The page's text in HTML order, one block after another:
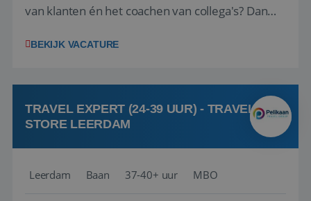
van klanten én het coachen van collega's? Dan
(onderdeel van Pelikaan Travel Group) zoeken
team het reisbureau verder...
BEKIJK VACATURE
TRAVEL EXPERT (24-39 UUR) - TRAVEL
STORE LEERDAM
Leerdam Baan 37-40+ uur MBO